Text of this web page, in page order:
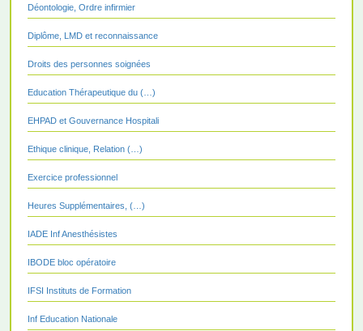
Déontologie, Ordre infirmier
Diplôme, LMD et reconnaissance
Droits des personnes soignées
Education Thérapeutique du (…)
EHPAD et Gouvernance Hospitali
Ethique clinique, Relation (…)
Exercice professionnel
Heures Supplémentaires, (…)
IADE Inf Anesthésistes
IBODE bloc opératoire
IFSI Instituts de Formation
Inf Education Nationale